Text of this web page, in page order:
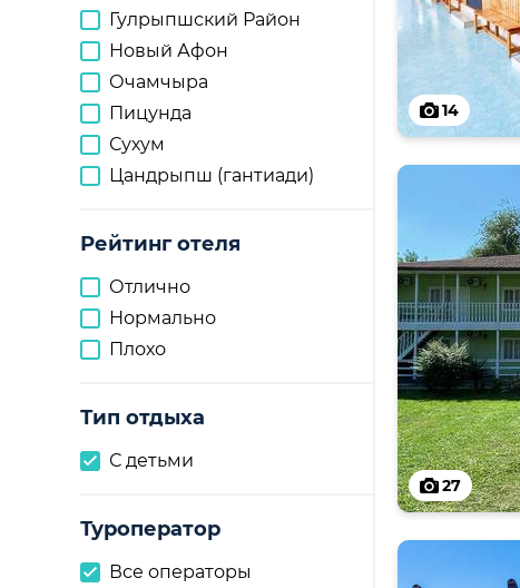
Гулрыпшский Район
Новый Афон
Очамчыра
Пицунда
Сухум
Цандрыпш (гантиади)
Рейтинг отеля
Отлично
Нормально
Плохо
Тип отдыха
С детьми
Туроператор
Все операторы
14
27